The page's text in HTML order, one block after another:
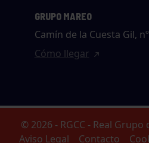
GRUPO MAREO
Camín de la Cuesta Gil,
Cómo llegar
© 2026 - RGCC - Real
Aviso Legal
Contacto